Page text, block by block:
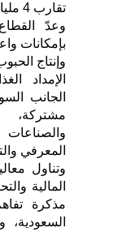
تقارب 4 مليارات ريال.
وعدّ
بإمكانات
وإنتاج
الإمداد
الجانب
مشتركة،
والصناعات
المعرفي
وتناول
المالية
مذكرة